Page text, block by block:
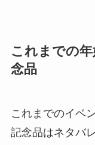
これまでの
念品
これまでのイベ
記念品はネタバ